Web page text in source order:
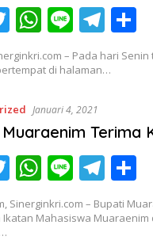
T
w
itt
W
h
at
A
p
p
Li
n
e
T
el
e
a
m
S
h
– Pada hari Senin
di halaman…
Januari 4, 2021
Terima
T
w
itt
W
h
at
Li
n
e
T
el
e
S
h
Sinerginkri.com – Bupati
Mahasiswa Muaraenim